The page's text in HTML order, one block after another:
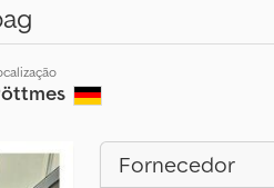
Fornecedor